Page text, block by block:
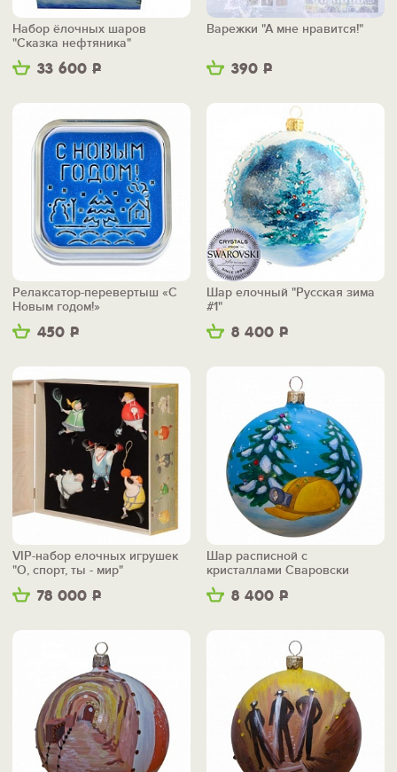
33 600 Р
Набор ёлочных шаров
"Сказка нефтяника"
390 Р
Варежки "А мне нравится!"
450 Р
Релаксатор-перевертыш «С
Новым годом!»
8 400 Р
Шар елочный "Русская зима
#1"
78 000 Р
VIP-набор елочных игрушек
"О, спорт, ты - мир"
8 400 Р
Шар расписной с
кристаллами Сваровски
"Каска"